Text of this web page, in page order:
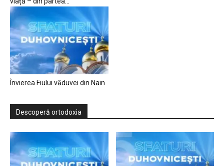
Învierea Fiului văduvei din Nain
Descoperă ortodoxia